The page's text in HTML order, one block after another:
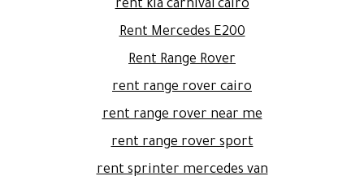
rent kia carnival cairo
Rent Mercedes E200
Rent Range Rover
rent range rover cairo
rent range rover near me
rent range rover sport
rent sprinter mercedes van